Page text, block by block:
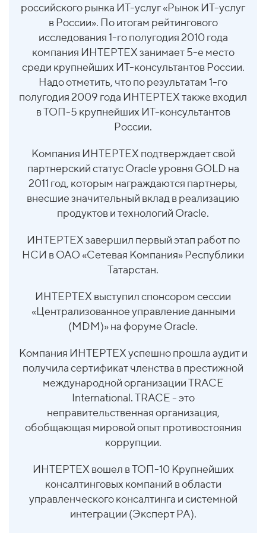
российского рынка ИТ-услуг «Рынок ИТ-услуг
в России». По итогам рейтингового
исследования 1-го полугодия 2010 года
компания ИНТЕРТЕХ занимает 5-е место
среди крупнейших ИТ-консультантов России.
Надо отметить, что по результатам 1-го
полугодия 2009 года ИНТЕРТЕХ также входил
в ТОП-5 крупнейших ИТ-консультантов
России.
Компания ИНТЕРТЕХ подтверждает свой
партнерский статус Oracle уровня GOLD на
2011 год, которым награждаются партнеры,
внесшие значительный вклад в реализацию
продуктов и технологий Oracle.
ИНТЕРТЕХ завершил первый этап работ по
НСИ в ОАО «Сетевая Компания» Республики
Татарстан.
ИНТЕРТЕХ выступил спонсором сессии
«Централизованное управление данными
(MDM)» на форуме Oracle.
Компания ИНТЕРТЕХ успешно прошла аудит и
получила сертификат членства в престижной
международной организации TRACE
International. TRACE - это
неправительственная организация,
обобщающая мировой опыт противостояния
коррупции.
ИНТЕРТЕХ вошел в ТОП-10 Крупнейших
консалтинговых компаний в области
управленческого консалтинга и системной
интеграции (Эксперт РА).